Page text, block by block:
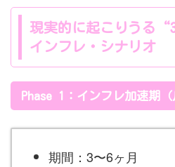
現実的に起こりうる
インフレ・シナリオ
Phase 1：インフレ加速期（
期間：3〜6ヶ月